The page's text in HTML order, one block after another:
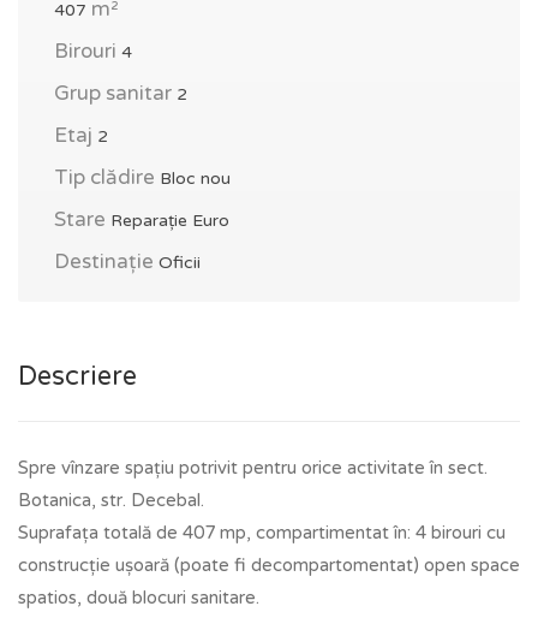
407 m²
Birouri 4
Grup sanitar 2
Etaj 2
Tip clădire Bloc nou
Stare Reparație Euro
Destinație Oficii
Descriere
Spre vînzare spațiu potrivit pentru orice activitate în sect.
Botanica, str. Decebal.
Suprafața totală de 407 mp, compartimentat în: 4 birouri cu
construcție ușoară (poate fi decompartomentat) open space
spatios, două blocuri sanitare.